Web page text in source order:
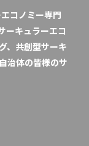
コノミー専門
ーキュラーエコ
、共創型サーキ
治体の皆様のサ